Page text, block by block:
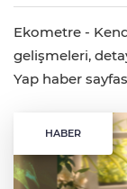
Ekometre -
gelişmeleri,
Yap haber
HABER